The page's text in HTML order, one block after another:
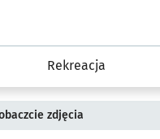
Rekreacja
zdjęcia